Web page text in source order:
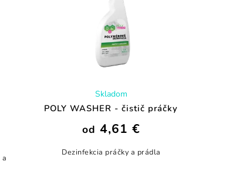
POLY WASHER - čistič práčky
Skladom
od 4,61 €
Dezinfekcia práčky a prádla